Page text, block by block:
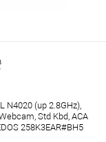
N4020 (up 2.8GHz),
Std Kbd, ACA
258K3EAR#BH5